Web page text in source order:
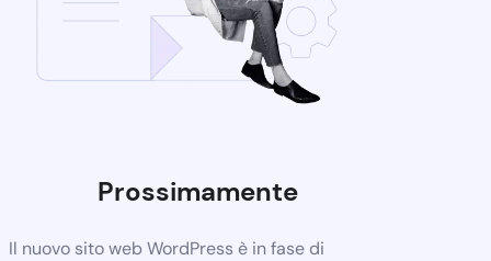
Prossimamente
Il nuovo sito web WordPress è in fase di